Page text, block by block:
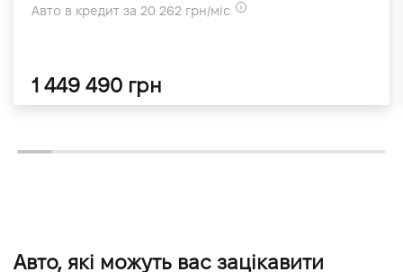
Авто в кредит за 20 262 грн/міс
1 449 490 грн
Авто, які можуть вас зацікавити